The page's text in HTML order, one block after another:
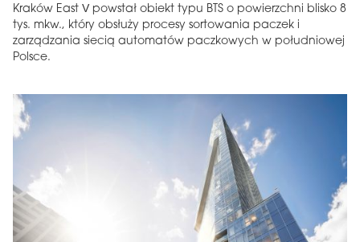
Kraków East V powstał obiekt typu BTS o powierzchni blisko 8
tys. mkw., który obsłuży procesy sortowania paczek i
zarządzania siecią automatów paczkowych w południowej
Polsce.